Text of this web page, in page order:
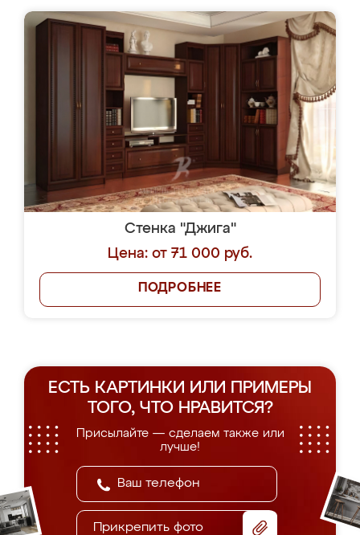
Стенка "Джига"
Цена: от 71 000 руб.
ПОДРОБНЕЕ
ЕСТЬ КАРТИНКИ ИЛИ ПРИМЕРЫ
ТОГО, ЧТО НРАВИТСЯ?
Присылайте — сделаем также или
лучше!
Прикрепить фото